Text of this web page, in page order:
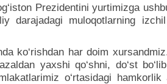
Prezidentini yurtimizga
darajadagi muloqotlarning
ko‘rishdan har doim
yaxshi qo‘shni, do‘st
o‘rtasidagi hamkorlik